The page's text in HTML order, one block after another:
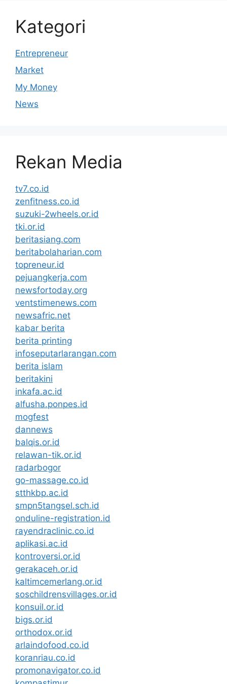
Kategori
Entrepreneur
Market
My Money
News
Rekan Media
tv7.co.id
zenfitness.co.id
suzuki-2wheels.or.id
tki.or.id
beritasiang.com
beritabolaharian.com
topreneur.id
pejuangkerja.com
newsfortoday.org
ventstimenews.com
newsafric.net
kabar berita
berita printing
infoseputarlarangan.com
berita islam
beritakini
inkafa.ac.id
alfusha.ponpes.id
mogfest
dannews
balqis.or.id
relawan-tik.or.id
radarbogor
go-massage.co.id
stthkbp.ac.id
smpn5tangsel.sch.id
onduline-registration.id
rayendraclinic.co.id
aplikasi.ac.id
kontroversi.or.id
gerakaceh.or.id
kaltimcemerlang.or.id
soschildrensvillages.or.id
konsuil.or.id
bigs.or.id
orthodox.or.id
arlaindofood.co.id
koranriau.co.id
promonavigator.co.id